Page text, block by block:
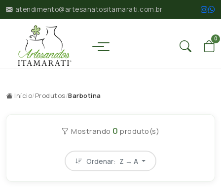
atendimento@artesanatositamarati.com.br
0
Início/Produtos/Barbotina
Mostrando 0 produto(s)
Ordenar: Z → A